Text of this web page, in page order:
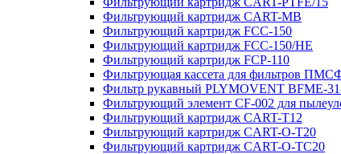
Фильтрующий картридж CART-MB
Фильтрующий картридж FCC-150
Фильтрующий картридж FCC-150/HE
Фильтрующий картридж FCP-110
Фильтрующая кассета для фильтров
Фильтр рукавный PLYMOVENT BFME-
Фильтрующий элемент CF-002 для
Фильтрующий картридж CART-T12
Фильтрующий картридж CART-O-T20
Фильтрующий картридж CART-O-TC20